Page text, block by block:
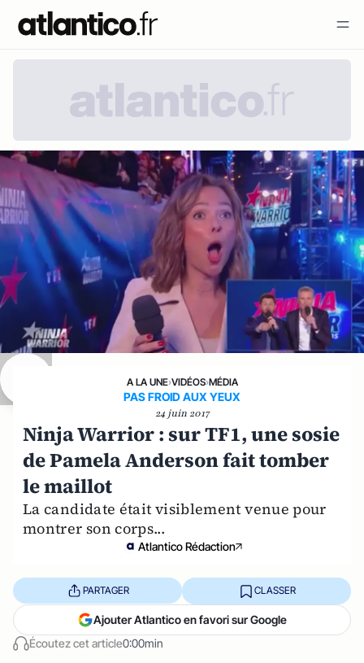
A LA UNE›VIDÉOS›MÉDIA
PAS FROID AUX YEUX
24 juin 2017
Ninja Warrior : sur TF1, une sosie
de Pamela Anderson fait tomber
le maillot
La candidate était visiblement venue pour
montrer son corps...
Atlantico Rédaction
Écoutez cet article0:00min
PARTAGER CLASSER
Ajouter Atlantico en favori sur Google